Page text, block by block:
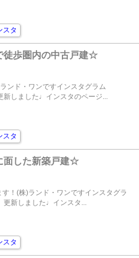
スタ
徒歩圏内の中古戸建☆
ンド・ワンですインスタグラム
新しました♩インスタのページ...
スタ
面した新築戸建☆
！(株)ランド・ワンですインスタグラ
更新しました♩インスタ...
スタ